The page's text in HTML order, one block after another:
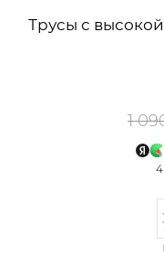
Трусы с
1
4